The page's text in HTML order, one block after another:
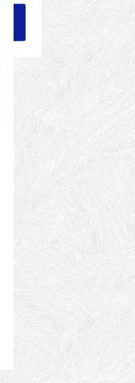
Les
la
Les
sont
nettoyage
l'application
obligés
également